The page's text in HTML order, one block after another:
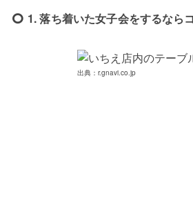
1. 落ち着いた女子会をするなら
出典：r.gnavi.co.jp